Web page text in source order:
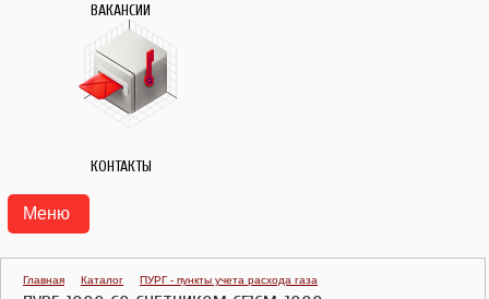
ВАКАНСИИ
КОНТАКТЫ
Меню
Главная Каталог ПУРГ - пункты учета расхода газа